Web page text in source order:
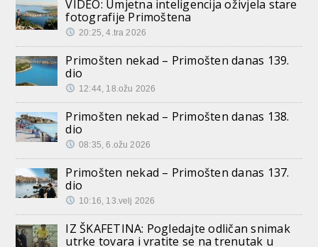
VIDEO: Umjetna inteligencija oživjela stare
fotografije Primoštena
20:25, 4.tra 2026
Primošten nekad – Primošten danas 139.
dio
12:44, 18.ožu 2026
Primošten nekad – Primošten danas 138.
dio
08:35, 6.ožu 2026
Primošten nekad – Primošten danas 137.
dio
10:16, 13.velj 2026
IZ ŠKAFETINA: Pogledajte odličan snimak
utrke tovara i vratite se na trenutak u